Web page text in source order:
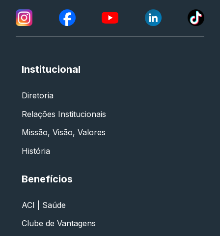
Institucional
Diretoria
Relações Institucionais
Missão, Visão, Valores
História
Benefícios
ACI | Saúde
Clube de Vantagens